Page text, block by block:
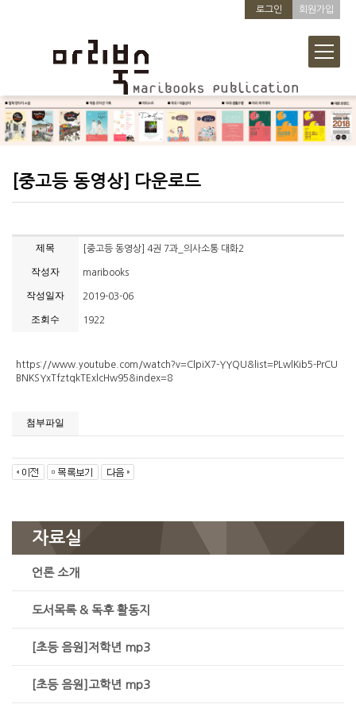
로그인 회원가입
[중고등 동영상] 다운로드
제목 [중고등 동영상] 4권 7과_의사소통 대화2
작성자 maribooks
작성일자 2019-03-06
조회수 1922
https://www.youtube.com/watch?v=ClpiX7-YYQU&list=PLwlKib5-PrCU
BNKSYxTfztqkTExlcHw95&index=8
첨부파일
자료실
언론 소개
도서목록 & 독후 활동지
[초등 음원]저학년 mp3
[초등 음원]고학년 mp3